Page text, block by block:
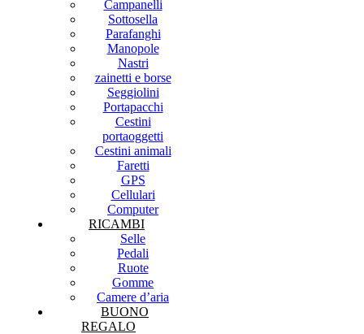
Campanelli
Sottosella
Parafanghi
Manopole
Nastri
zainetti e borse
Seggiolini
Portapacchi
Cestini
portaoggetti
Cestini animali
Faretti
GPS
Cellulari
Computer
RICAMBI
Selle
Pedali
Ruote
Gomme
Camere d’aria
BUONO
REGALO